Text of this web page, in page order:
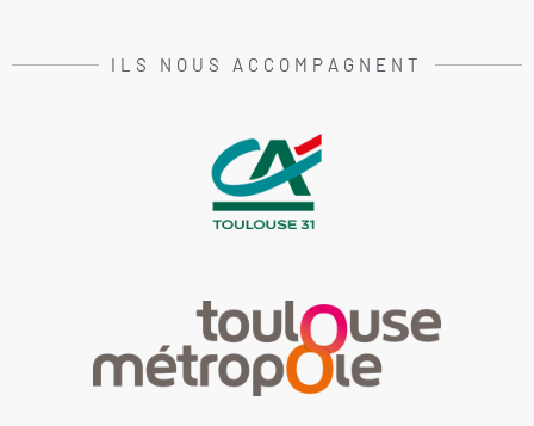
ILS NOUS ACCOMPAGNENT